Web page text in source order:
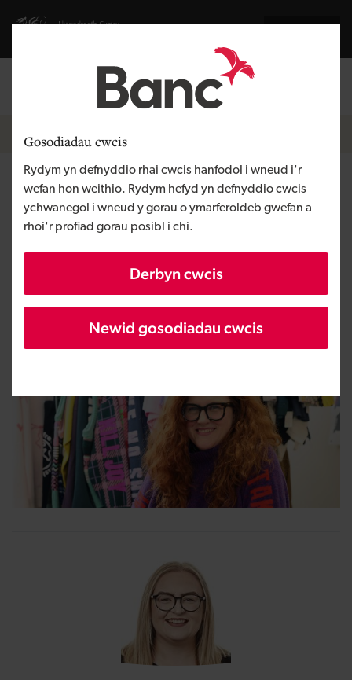
Gosodiadau cwcis
Rydym yn defnyddio rhai cwcis hanfodol i wneud i'r
wefan hon weithio. Rydym hefyd yn defnyddio cwcis
ychwanegol i wneud y gorau o ymarferoldeb gwefan a
rhoi'r profiad gorau posibl i chi.
Derbyn cwcis
Newid gosodiadau cwcis
Visit gov.wales website
Mewngofnodi
Breadcrumb
Hafan
Black & Beech
Rhanbarth De Cymru
Tyfu busnes
Maint BBaCh
O dan £100,000